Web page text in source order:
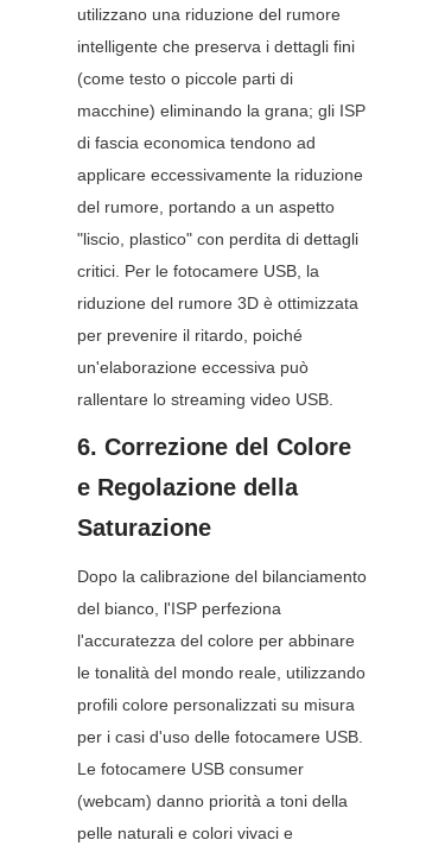
utilizzano una riduzione del rumore
intelligente che preserva i dettagli fini
(come testo o piccole parti di
macchine) eliminando la grana; gli ISP
di fascia economica tendono ad
applicare eccessivamente la riduzione
del rumore, portando a un aspetto
"liscio, plastico" con perdita di dettagli
critici. Per le fotocamere USB, la
riduzione del rumore 3D è ottimizzata
per prevenire il ritardo, poiché
un'elaborazione eccessiva può
rallentare lo streaming video USB.
6. Correzione del Colore
e Regolazione della
Saturazione
Dopo la calibrazione del bilanciamento
del bianco, l'ISP perfeziona
l'accuratezza del colore per abbinare
le tonalità del mondo reale, utilizzando
profili colore personalizzati su misura
per i casi d'uso delle fotocamere USB.
Le fotocamere USB consumer
(webcam) danno priorità a toni della
pelle naturali e colori vivaci e